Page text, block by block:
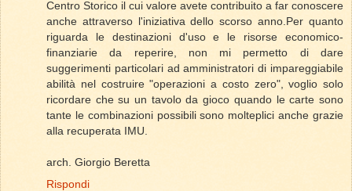
Centro Storico il cui valore avete contribuito a far conoscere
anche attraverso l'iniziativa dello scorso anno.Per quanto
riguarda le destinazioni d'uso e le risorse economico-
finanziarie da reperire, non mi permetto di dare
suggerimenti particolari ad amministratori di impareggiabile
abilità nel costruire "operazioni a costo zero", voglio solo
ricordare che su un tavolo da gioco quando le carte sono
tante le combinazioni possibili sono molteplici anche grazie
alla recuperata IMU.
arch. Giorgio Beretta
Rispondi